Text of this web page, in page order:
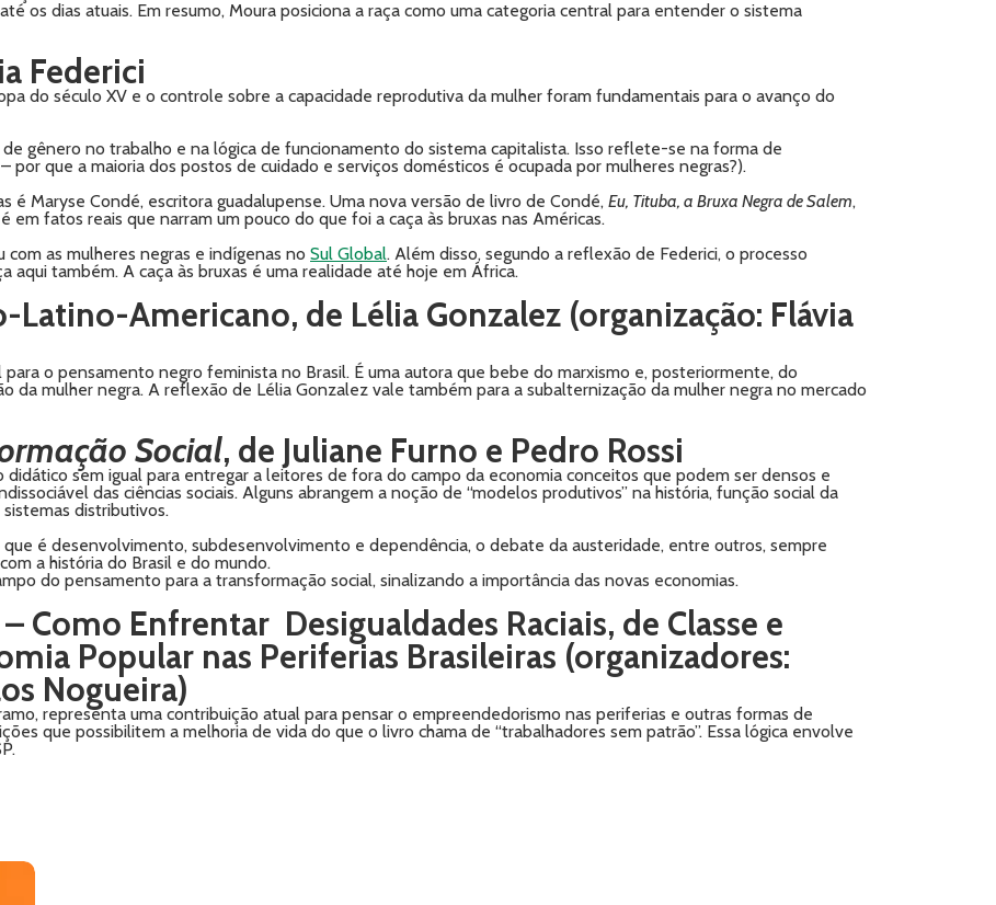
os dias atuais. Em resumo, Moura posiciona a raça como uma categoria central para entender o sistema
Federici
do século XV e o controle sobre a capacidade reprodutiva da mulher foram fundamentais para o avanço do
gênero no trabalho e na lógica de funcionamento do sistema capitalista. Isso reflete-se na forma de
por que a maioria dos postos de cuidado e serviços domésticos é ocupada por mulheres negras?).
é Maryse Condé, escritora guadalupense. Uma nova versão de livro de Condé, Eu, Tituba, a Bruxa Negra de Salem,
em fatos reais que narram um pouco do que foi a caça às bruxas nas Américas.
com as mulheres negras e indígenas no Sul Global. Além disso, segundo a reflexão de Federici, o processo
aqui também. A caça às bruxas é uma realidade até hoje em África.
Latino-Americano, de Lélia Gonzalez (organização: Flávia
o pensamento negro feminista no Brasil. É uma autora que bebe do marxismo e, posteriormente, do
da mulher negra. A reflexão de Lélia Gonzalez vale também para a subalternização da mulher negra no mercado
Social, de Juliane Furno e Pedro Rossi
sem igual para entregar a leitores de fora do campo da economia conceitos que podem ser densos e
das ciências sociais. Alguns abrangem a noção de “modelos produtivos” na história, função social da
distributivos.
é desenvolvimento, subdesenvolvimento e dependência, o debate da austeridade, entre outros, sempre
a história do Brasil e do mundo.
do pensamento para a transformação social, sinalizando a importância das novas economias.
Como Enfrentar Desigualdades Raciais, de Classe e
Popular nas Periferias Brasileiras (organizadores:
Nogueira)
representa uma contribuição atual para pensar o empreendedorismo nas periferias e outras formas de
que possibilitem a melhoria de vida do que o livro chama de “trabalhadores sem patrão”. Essa lógica envolve